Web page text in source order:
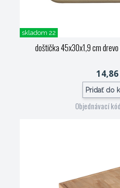
skladom 22
doštička 45x30x1,9 cm
14,86
Pridať do
Objednávací